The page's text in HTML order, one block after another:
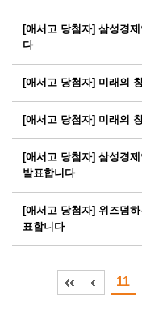
[애서고 당첨자] 삼성경
다
[애서고 당첨자] 미래의
[애서고 당첨자] 미래의
[애서고 당첨자] 삼성경
발표합니다
[애서고 당첨자] 위즈덤
표합니다
11